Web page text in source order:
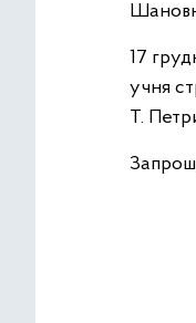
17
учня
Т.